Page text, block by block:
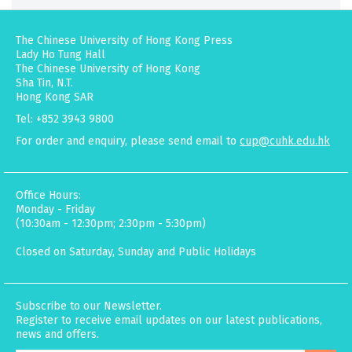
The Chinese University of Hong Kong Press
Lady Ho Tung Hall
The Chinese University of Hong Kong
Sha Tin, N.T.
Hong Kong SAR
Tel: +852 3943 9800
For order and enquiry, please send email to cup@cuhk.edu.hk
Office Hours:
Monday - Friday
(10:30am - 12:30pm; 2:30pm - 5:30pm)
Closed on Saturday, Sunday and Public Holidays
Subscribe to our Newsletter.
Register to receive email updates on our latest publications,
news and offers.